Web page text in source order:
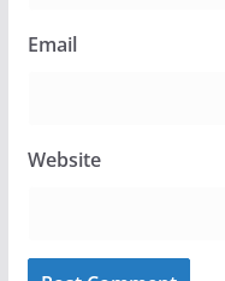
Email
Website